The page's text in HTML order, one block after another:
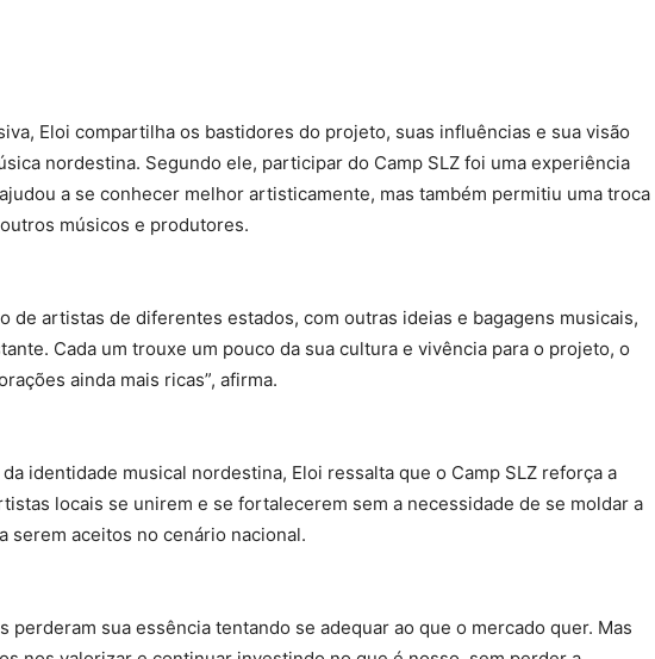
Eloi compartilha os bastidores do projeto, suas influências e sua visão
nordestina. Segundo ele, participar do Camp SLZ foi uma experiência
a se conhecer melhor artisticamente, mas também permitiu uma troca
músicos e produtores.
de artistas de diferentes estados, com outras ideias e bagagens musicais,
Cada um trouxe um pouco da sua cultura e vivência para o projeto, o
ainda mais ricas”, afirma.
identidade musical nordestina, Eloi ressalta que o Camp SLZ reforça a
locais se unirem e se fortalecerem sem a necessidade de se moldar a
serem aceitos no cenário nacional.
perderam sua essência tentando se adequar ao que o mercado quer. Mas